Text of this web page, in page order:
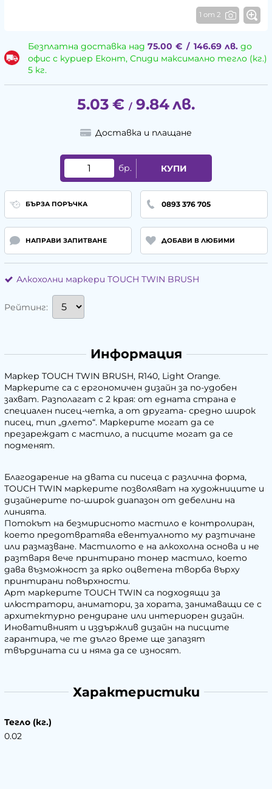
1 от 2
Безплатна доставка над 75.00 € / 146.69 лв.до
офис с куриер Еконт, Спиди максимално тегло (кг.)
5 кг.
5.03 € / 9.84лв.
Доставка и плащане
бр. КУПИ
БЪРЗА ПОРЪЧКА 0893 376 705
НАПРАВИ ЗАПИТВАНЕ ДОБАВИ В ЛЮБИМИ
Алкохолни маркери TOUCH TWIN BRUSH
Рейтинг:
Информация
Маркер TOUCH TWIN BRUSH, R140, Light Orange.
Маркерите са с ергономичен дизайн за по-удобен
захват. Разполагат с 2 края: от едната страна е
специален писец-четка, а от другата- средно широк
писец, тип „длето“. Маркерите могат да се
презареждат с мастило, а писците могат да се
подменят.
Благодарение на двата си писеца с различна форма,
TOUCH TWIN маркерите позволяват на художниците и
дизайнерите по-широк диапазон от дебелини на
линията.
Потокът на безмирисното мастило е контролиран,
което предотвратява евентуалното му разтичане
или размазване. Мастилото е на алкохолна основа и не
разтваря вече принтирано тонер мастило, което
дава възможност за ярко оцветена творба върху
принтирани повърхности.
​Арт маркерите TOUCH TWIN са подходящи за
илюстратори, аниматори, за хората, занимаващи се с
архитектурно рендиране или интериорен дизайн.
Иновативният и издържлив дизайн на писците
гарантира, че те дълго време ще запазят
твърдината си и няма да се износят.
Характеристики
Тегло (кг.)
0.02